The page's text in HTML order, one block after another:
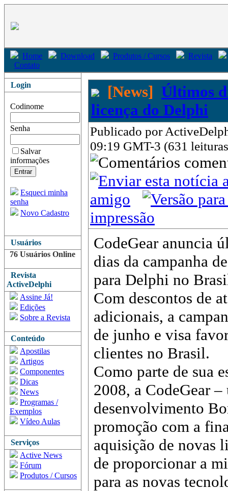
Home Download Produtos / Cursos
Revista
Contato
Login
Codinome
Senha
Salvar
informações
Esqueci minha
senha
Novo Cadastro
Usuários
76 Usuários Online
Revista
ActiveDelphi
Assine Já!
Edições
Sobre a Revista
Conteúdo
Apostilas
Artigos
Componentes
Dicas
News
Programas /
Exemplos
Vídeo Aulas
Serviços
Active News
Fórum
Produtos / Cursos
[News] Últimos
licença do Delphi
Publicado por
09:19 GMT-3 (631
amigo
impressão
CodeGear anuncia
dias da campanha
para Delphi no
Com descontos de
adicionais, a
de junho e visa
clientes no Brasil.
Como parte de sua
2008, a CodeGear
desenvolvimento
promoção com a
aquisição de novas
de proporcionar a
para as novas